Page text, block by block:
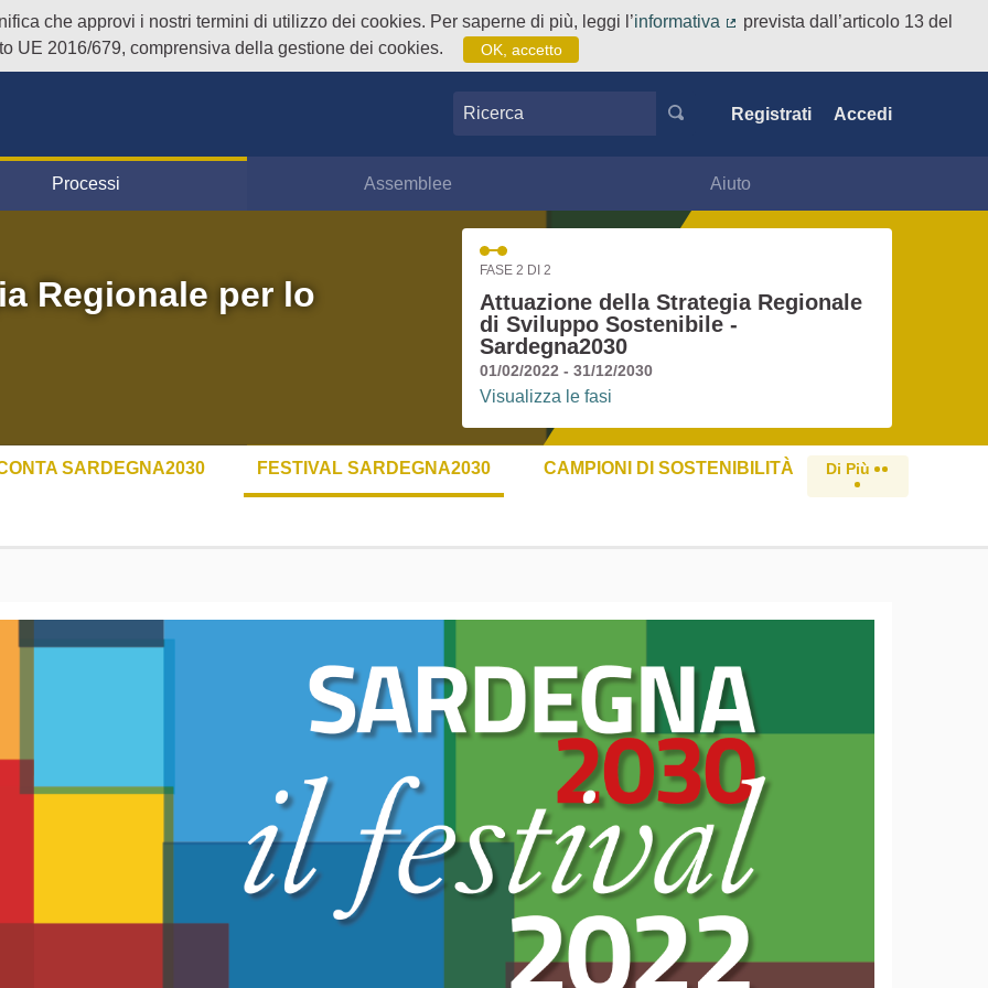
che approvi i nostri termini di utilizzo dei cookies. Per saperne di più, leggi l’informativa
prevista dall’articolo 13 del
UE 2016/679, comprensiva della gestione dei cookies.
OK, accetto
Ricerca Registrati Accedi
Processi Assemblee Aiuto
Regionale per lo
FASE 2 DI 2
Attuazione della Strategia Regionale
di Sviluppo Sostenibile -
Sardegna2030
01/02/2022 - 31/12/2030
Visualizza le fasi
SARDEGNA2030 FESTIVAL SARDEGNA2030 CAMPIONI DI SOSTENIBILITÀ Di Più